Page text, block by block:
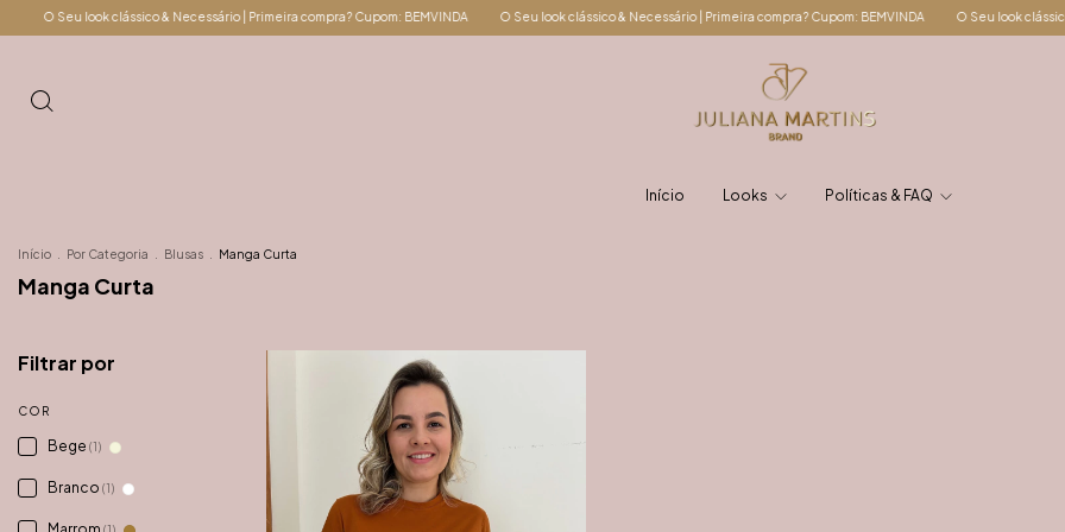
O Seu look clássico & Necessário | Primeira compra? Cupom: BEMVINDA O Seu look clássico & Necessário | Primeira compra? Cupom: BEMVINDA O Seu look clássico
Início Looks Políticas & FAQ
Início Por Categoria Blusas Manga Curta
Manga Curta
Filtrar por
COR
Bege (1)
Branco (1)